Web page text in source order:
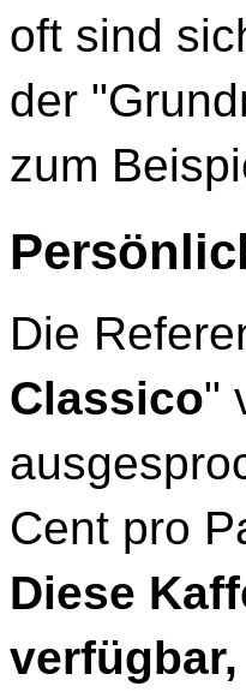
oft sind
der
zum
Die
Classico"
Cent pro
Diese